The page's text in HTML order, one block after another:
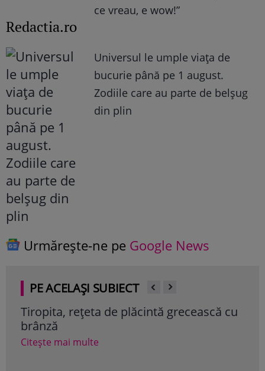
ce vreau, e wow!”
Redactia.ro
Universul le umple viața de
bucurie până pe 1 august.
Zodiile care au parte de belșug
din plin
Urmărește-ne pe Google News
PE ACELAȘI SUBIECT
Tiropita, rețeta de plăcintă grecească cu
brânză
Citește mai multe